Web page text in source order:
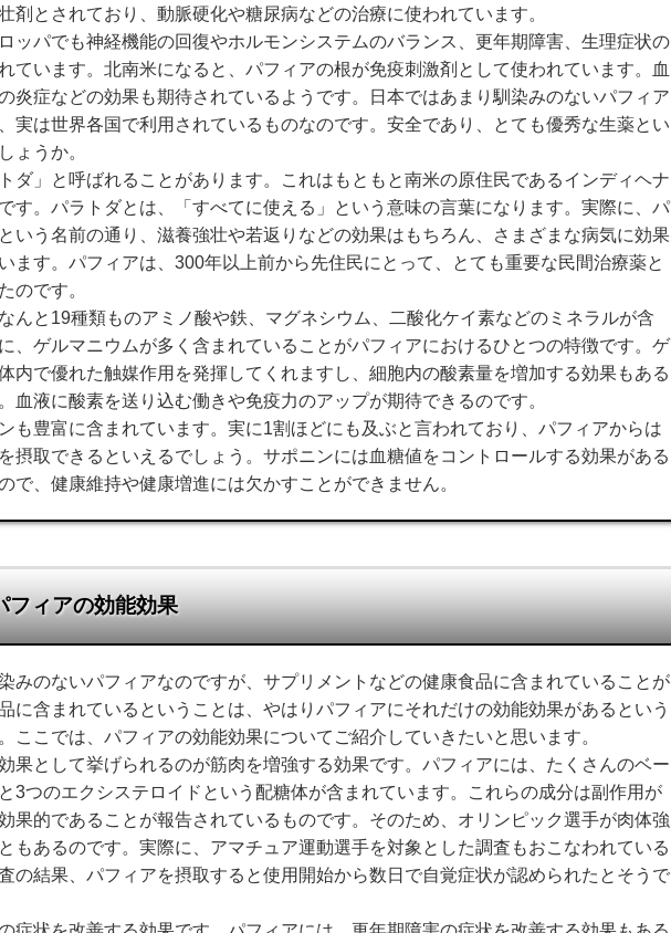
剤とされており、動脈硬化や糖尿病などの治療に使われています。
ッパでも神経機能の回復やホルモンシステムのバランス、更年期障害、生理症状の
ています。北南米になると、パフィアの根が免疫刺激剤として使われています。血
炎症などの効果も期待されているようです。日本ではあまり馴染みのないパフィア
実は世界各国で利用されているものなのです。安全であり、とても優秀な生薬とい
ょうか。
ダ」と呼ばれることがあります。これはもともと南米の原住民であるインディヘナ
す。パラトダとは、「すべてに使える」という意味の言葉になります。実際に、パ
いう名前の通り、滋養強壮や若返りなどの効果はもちろん、さまざまな病気に効果
ます。パフィアは、300年以上前から先住民にとって、とても重要な民間治療薬と
のです。
んと19種類ものアミノ酸や鉄、マグネシウム、二酸化ケイ素などのミネラルが含
、ゲルマニウムが多く含まれていることがパフィアにおけるひとつの特徴です。ゲ
内で優れた触媒作用を発揮してくれますし、細胞内の酸素量を増加する効果もある
血液に酸素を送り込む働きや免疫力のアップが期待できるのです。
も豊富に含まれています。実に1割ほどにも及ぶと言われており、パフィアからは
摂取できるといえるでしょう。サポニンには血糖値をコントロールする効果がある
で、健康維持や健康増進には欠かすことができません。
フィアの効能効果
みのないパフィアなのですが、サプリメントなどの健康食品に含まれていることが
に含まれているということは、やはりパフィアにそれだけの効能効果があるという
ここでは、パフィアの効能効果についてご紹介していきたいと思います。
果として挙げられるのが筋肉を増強する効果です。パフィアには、たくさんのベー
3つのエクシステロイドという配糖体が含まれています。これらの成分は副作用が
果的であることが報告されているものです。そのため、オリンピック選手が肉体強
もあるのです。実際に、アマチュア運動選手を対象とした調査もおこなわれている
の結果、パフィアを摂取すると使用開始から数日で自覚症状が認められたとそうで